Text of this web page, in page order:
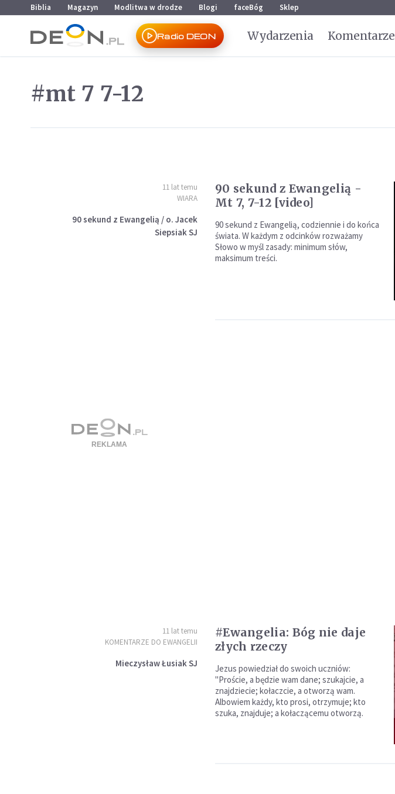
Przejdź do menu głównego
Przejdź do treści
Biblia Magazyn Modlitwa w drodze Blogi faceBóg Sklep
Radio DEON Wydarzenia Komentarze
#mt 7 7-12
11 lat temu
WIARA
90 sekund z Ewangelią / o. Jacek
Siepsiak SJ
90 sekund z Ewangelią -
Mt 7, 7-12 [video]
90 sekund z Ewangelią, codziennie i do końca
świata. W każdym z odcinków rozważamy
Słowo w myśl zasady: minimum słów,
maksimum treści.
11 lat temu
KOMENTARZE DO EWANGELII
Mieczysław Łusiak SJ
#Ewangelia: Bóg nie daje
złych rzeczy
Jezus powiedział do swoich uczniów:
"Proście, a będzie wam dane; szukajcie, a
znajdziecie; kołaczcie, a otworzą wam.
Albowiem każdy, kto prosi, otrzymuje; kto
szuka, znajduje; a kołaczącemu otworzą.